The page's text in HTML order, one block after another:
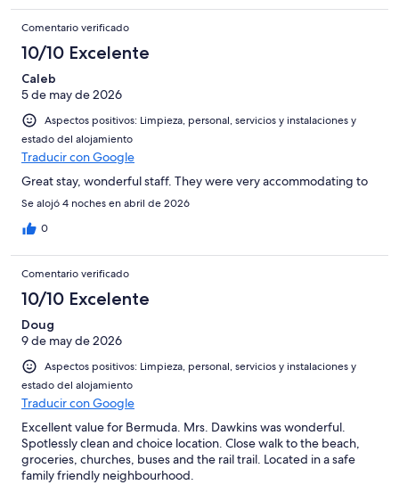
Comentario verificado
10/10 Excelente
Caleb
5 de may de 2026
Aspectos positivos: Limpieza, personal, servicios y instalaciones y
estado del alojamiento
Traducir con Google
Great stay, wonderful staff. They were very accommodating to
Se alojó 4 noches en abril de 2026
0
Comentario verificado
10/10 Excelente
Doug
9 de may de 2026
Aspectos positivos: Limpieza, personal, servicios y instalaciones y
estado del alojamiento
Traducir con Google
Excellent value for Bermuda. Mrs. Dawkins was wonderful.
Spotlessly clean and choice location. Close walk to the beach,
groceries, churches, buses and the rail trail. Located in a safe
family friendly neighbourhood.